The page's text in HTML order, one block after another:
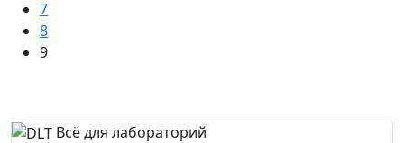
7
8
9
Всё для лабораторий